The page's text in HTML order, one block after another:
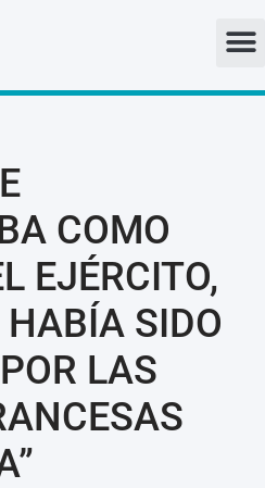
COMO
EJÉRCITO,
HABÍA SIDO
LAS